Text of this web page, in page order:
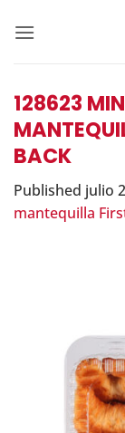
128623
BACK
Published julio
mantequilla